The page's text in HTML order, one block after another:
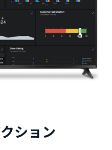
ション